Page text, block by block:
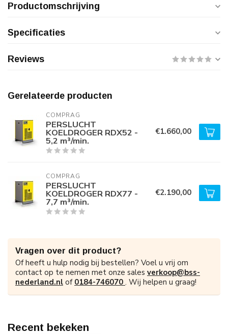
Productomschrijving
Specificaties
Reviews
Gerelateerde producten
COMPRAG
PERSLUCHT
KOELDROGER RDX52 -
5,2 m³/min.
€1.660,00
COMPRAG
PERSLUCHT
KOELDROGER RDX77 -
7,7 m³/min.
€2.190,00
Vragen over dit product?
Of heeft u hulp nodig bij bestellen? Voel u vrij om
contact op te nemen met onze sales verkoop@bss-
nederland.nl of 0184-746070 . Wij helpen u graag!
Recent bekeken